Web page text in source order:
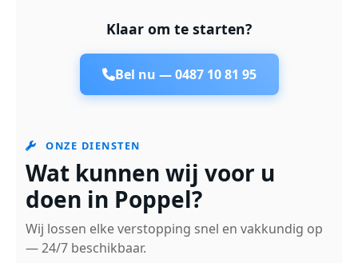
Klaar om te starten?
Bel nu —0487 10 81 95
ONZE DIENSTEN
Wat kunnen wij voor u
doen in Poppel?
Wij lossen elke verstopping snel en vakkundig op
— 24/7 beschikbaar.